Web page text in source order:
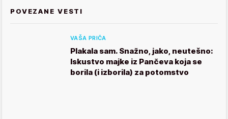
POVEZANE VESTI
VAŠA PRIČA
Plakala sam. Snažno, jako, neutešno:
Iskustvo majke iz Pančeva koja se
borila (i izborila) za potomstvo